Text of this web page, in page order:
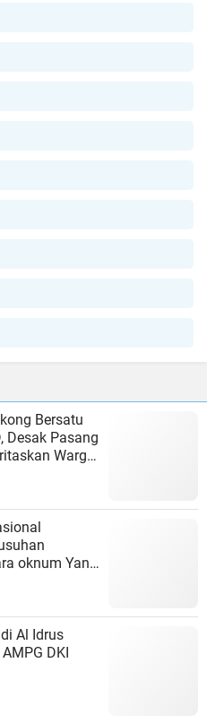
Bersatu
Desak Pasang
Warga
oknum Yang
Al Idrus
DKI